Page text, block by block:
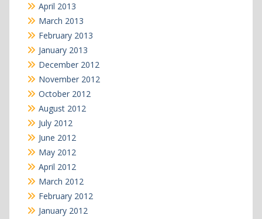
April 2013
March 2013
February 2013
January 2013
December 2012
November 2012
October 2012
August 2012
July 2012
June 2012
May 2012
April 2012
March 2012
February 2012
January 2012